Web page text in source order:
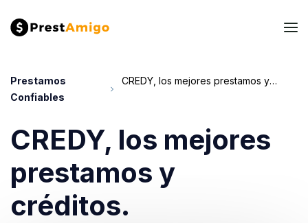
Prestamos
Confiables
CREDY, los mejores prestamos y créditos.
CREDY, los mejores
prestamos y
créditos.